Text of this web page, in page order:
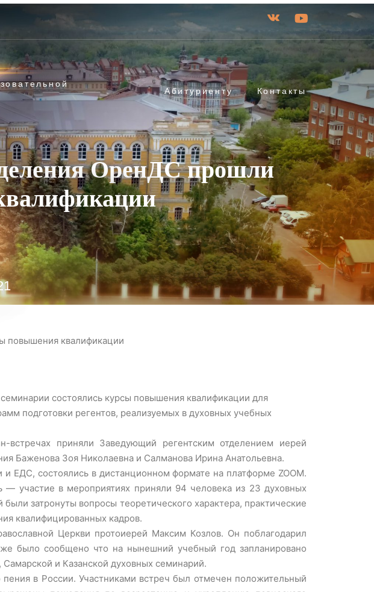
Абитуриенту Контакты
ОренДС прошли
повышения квалификации
состоялись курсы повышения квалификации для
подготовки регентов, реализуемых в духовных учебных
встречах приняли Заведующий регентским отделением иерей
Баженова Зоя Николаевна и Салманова Ирина Анатольевна.
ЕДС, состоялись в дистанционном формате на платформе ZOOM.
— участие в мероприятиях приняли 94 человека из 23 духовных
затронуты вопросы теоретического характера, практические
квалифицированных кадров.
Церкви протоиерей Максим Козлов. Он поблагодарил
же было сообщено что на нынешний учебный год запланировано
и Казанской духовных семинарий.
в России. Участниками встреч был отмечен положительный